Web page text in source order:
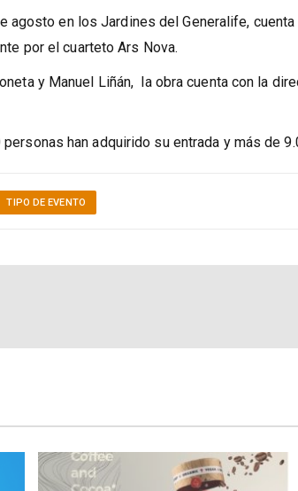
agosto en los Jardines del Generalife, cuenta
por el cuarteto Ars Nova.
y Manuel Liñán, la obra cuenta con la
han adquirido su entrada y más de
TIPO DE EVENTO